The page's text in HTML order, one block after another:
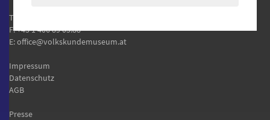
T:
F: +43 1 406 89 05.88
E:office@volkskundemuseum.at
Impressum
Datenschutz
AGB
Presse